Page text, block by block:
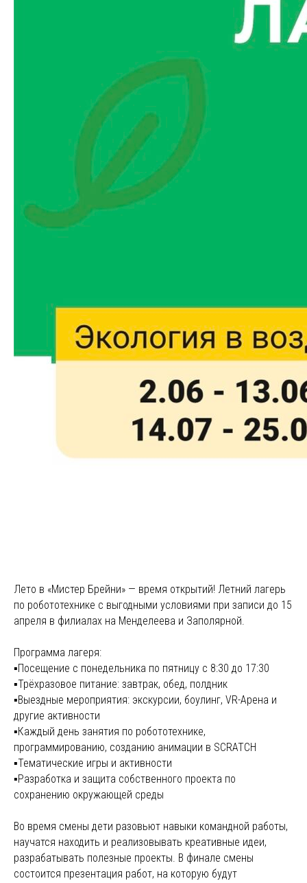
Лето в «Мистер Брейни» — время открытий! Летний лагерь
по робототехнике с выгодными условиями при записи до 15
апреля в филиалах на Менделеева и Заполярной.
Программа лагеря:
▪️Посещение с понедельника по пятницу с 8:30 до 17:30
▪️Трёхразовое питание: завтрак, обед, полдник
▪️Выездные мероприятия: экскурсии, боулинг, VR-Арена и
другие активности
▪️Каждый день занятия по робототехнике,
программированию, созданию анимации в SCRATCH
▪️Тематические игры и активности
▪️Разработка и защита собственного проекта по
сохранению окружающей среды
Во время смены дети разовьют навыки командной работы,
научатся находить и реализовывать креативные идеи,
разрабатывать полезные проекты. В финале смены
состоится презентация работ, на которую будут